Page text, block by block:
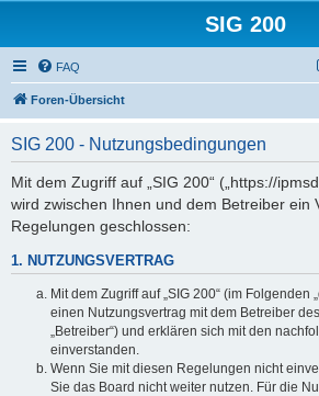
SIG 200
FAQ
Foren-Übersicht
SIG 200 - Nutzungsbedingungen
Mit dem Zugriff auf „SIG 200“ („https://
wird zwischen Ihnen und dem Betreiber ein
Regelungen geschlossen:
1. NUTZUNGSVERTRAG
Mit dem Zugriff auf „SIG 200“ (im Folgenden
einen Nutzungsvertrag mit dem Betreiber
„Betreiber“) und erklären sich mit den
einverstanden.
Wenn Sie mit diesen Regelungen nicht
Sie das Board nicht weiter nutzen. Für die